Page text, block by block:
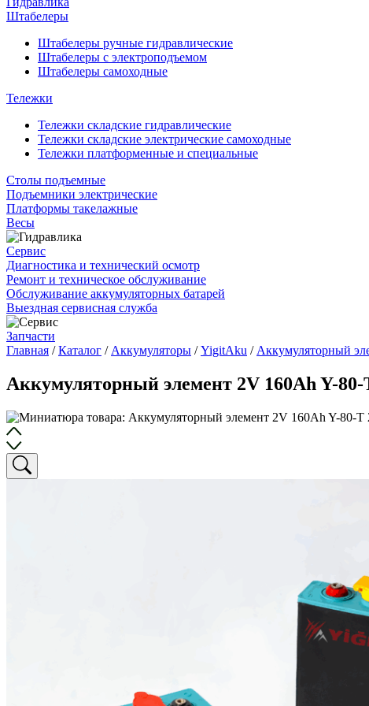
Штабелеры
Штабелеры ручные гидравлические
Штабелеры с электроподъемом
Штабелеры самоходные
Тележки
Тележки складские гидравлические
Тележки складские электрические самоходные
Тележки платформенные и специальные
Столы подъемные
Подъемники электрические
Платформы такелажные
Весы
Сервис
Диагностика и технический осмотр
Ремонт и техническое обслуживание
Обслуживание аккумуляторных батарей
Выездная сервисная служба
Запчасти
Главная /Каталог / Аккумуляторы /YigitAku / Аккумуляторный
Аккумуляторный элемент 2V 160Ah Y-80-